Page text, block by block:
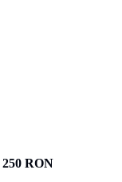
250 RON